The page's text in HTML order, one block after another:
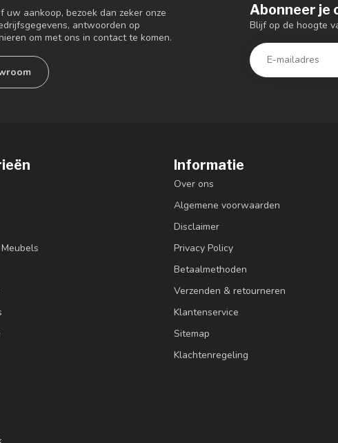
aankoop, bezoek dan zeker onze
antwoorden op
om met ons in contact te komen.
Abonneer je
Blijf op de hoogte
Informatie
Over ons
Algemene voorwaarden
Disclaimer
Privacy Policy
Betaalmethoden
Verzenden & retourneren
Klantenservice
Sitemap
Klachtenregeling